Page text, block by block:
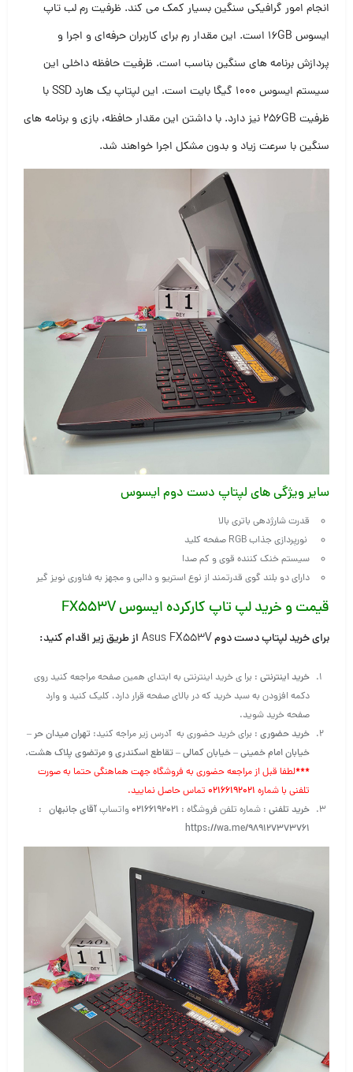
انجام امور گرافیکی سنگین بسیار کمک می کند. ظرفیت رم لب تاپ
ایسوس ۱۶GB است. این مقدار رم برای کاربران حرفه‌ای و اجرا و
پردازش برنامه های سنگین بناسب است. ظرفیت حافظه داخلی این
سیستم ایسوس ۱۰۰۰ گیگا بایت است. این لپتاپ یک هارد SSD با
ظرفیت ۲۵۶GB نیز دارد. با داشتن این مقدار حافظه، بازی و برنامه های
سنگین با سرعت زیاد و بدون مشکل اجرا خواهند شد.
سایر ویژگی های لپتاپ دست دوم ایسوس
قدرت شارژدهی باتری بالا
نورپردازی جذاب RGB صفحه کلید
سیستم خنک کننده قوی و کم صدا
دارای دو بلند گوی قدرتمند از نوع استریو و دالبی و مجهز به فناوری نویز گیر
قیمت و خرید لپ تاپ کارکرده ایسوس
برای خرید لپتاپ دست دومAsus FX553V از طریق زیر اقدام کنید:
خرید اینترنتی : برا ی خرید اینترنتی به ابتدای همین صفحه مراجعه کنید روی
دکمه افزودن به سبد خرید که در بالای صفحه قرار دارد، کلیک کنید و وارد
صفحه خرید شوید.
خرید حضوری : برای خرید حضوری به آدرس زیر مراجه کنید: تهران میدان حر –
خیابان امام خمینی – خیابان کمالی – تقاطع اسکندری و مرتضوی پلاک هشت.
***لطفا قبل از مراجعه حضوری به فروشگاه جهت هماهنگی حتما به صورت
تلفنی با شماره ۰۲۱۶۶۱۹۲۰۲۱ تماس حاصل نمایید.
خرید تلفنی : شماره تلفن فروشگاه : ۰۲۱۶۶۱۹۲۰۲۱واتساپآقای جانبهان :
https://wa.me/989127373761